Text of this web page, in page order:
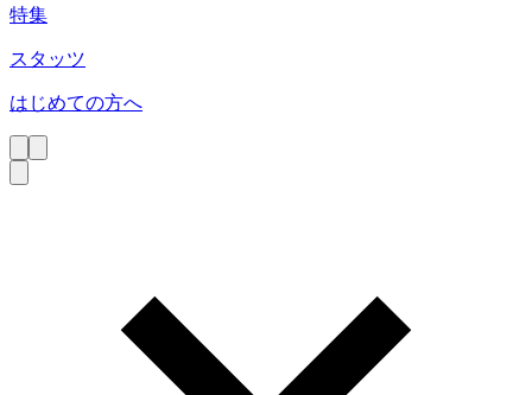
特集
スタッツ
はじめての方へ